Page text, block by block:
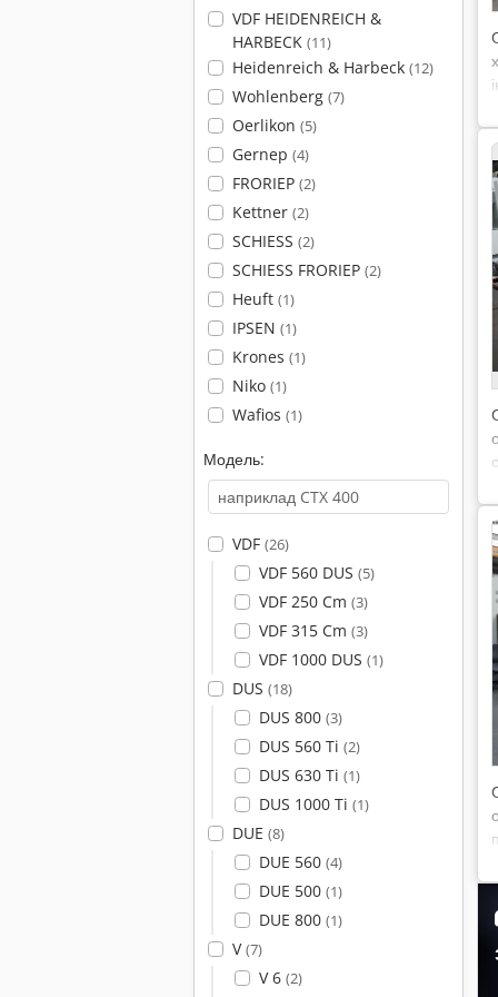
VDF HEIDENREICH &
HARBECK (11)
Heidenreich & Harbeck (12)
Wohlenberg (7)
Oerlikon (5)
Gernep (4)
FRORIEP (2)
Kettner (2)
SCHIESS (2)
SCHIESS FRORIEP (2)
Heuft (1)
IPSEN (1)
Krones (1)
Niko (1)
Wafios (1)
Модель:
VDF (26)
VDF 560 DUS (5)
VDF 250 Cm (3)
VDF 315 Cm (3)
VDF 1000 DUS (1)
DUS (18)
DUS 800 (3)
DUS 560 Ti (2)
DUS 630 Ti (1)
DUS 1000 Ti (1)
DUE (8)
DUE 560 (4)
DUE 500 (1)
DUE 800 (1)
V(7)
V 6 (2)